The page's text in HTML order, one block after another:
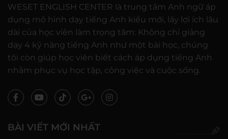
WESET ENGLISH CENTER là trung tâm Anh ngữ áp
dụng mô hình dạy tiếng Anh kiểu mới, lấy lợi ích lâu
dài của học viên làm trọng tâm: Không chỉ giảng
dạy 4 kỹ năng tiếng Anh như một bài học, chúng
tôi còn giúp học viên biết cách áp dụng tiếng Anh
nhằm phục vụ học tập, công việc và cuộc sống.
BÀI VIẾT MỚI NHẤT